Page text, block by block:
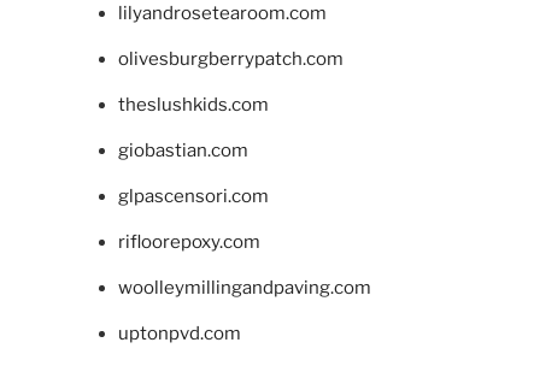
lilyandrosetearoom.com
olivesburgberrypatch.com
theslushkids.com
giobastian.com
glpascensori.com
rifloorepoxy.com
woolleymillingandpaving.com
uptonpvd.com